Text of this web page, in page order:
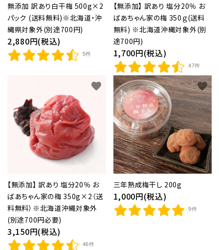
種無し干し梅(国産)
梅酒
梅関連商品
ギフト
つぶれ梅・ご自宅用
和歌山産みかん
紀州備長炭
紀州梅通信
よみもの
無添加 訳あり白干梅 500g×2
パック (送料無料)※北海道・沖
縄県対象外(別途700円)
2,880円(税込)
5件
【無添加】 訳あり 塩分20％ お
ばあちゃん家の梅 350ｇ(送料
無料) ※北海道沖縄対象外(別
途700円)
1,700円(税込)
47件
【無添加】 訳あり 塩分20％ お
ばあちゃん家の梅 350g×2（送
料無料）※北海道沖縄対象外
(別途700円必要)
3,150円(税込)
46件
favorite
三年熟成梅干し 200g
1,000円(税込)
9件
favorite